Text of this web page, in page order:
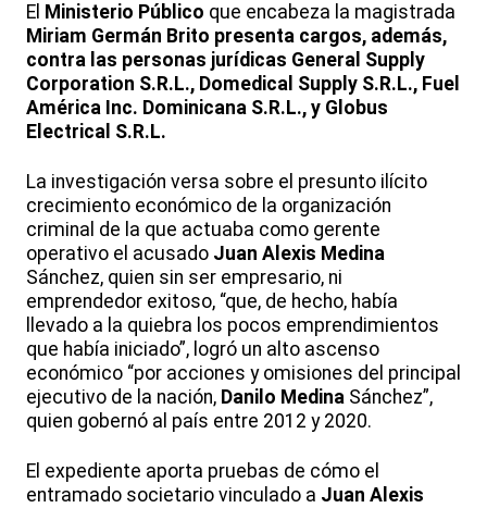
El Ministerio Público que encabeza la magistrada
Miriam Germán Brito presenta cargos, además,
contra las personas jurídicas General Supply
Corporation S.R.L., Domedical Supply S.R.L., Fuel
América Inc. Dominicana S.R.L., y Globus
Electrical S.R.L.
La investigación versa sobre el presunto ilícito
crecimiento económico de la organización
criminal de la que actuaba como gerente
operativo el acusado Juan Alexis Medina
Sánchez, quien sin ser empresario, ni
emprendedor exitoso, “que, de hecho, había
llevado a la quiebra los pocos emprendimientos
que había iniciado”, logró un alto ascenso
económico “por acciones y omisiones del principal
ejecutivo de la nación, Danilo Medina Sánchez”,
quien gobernó al país entre 2012 y 2020.
El expediente aporta pruebas de cómo el
entramado societario vinculado a Juan Alexis